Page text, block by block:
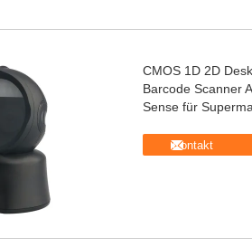
CMOS 1D 2D
Barcode Scanner
Sense für
Kontakt